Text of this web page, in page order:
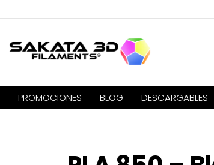
PROMOCIONES BLOG DESCARGABLES